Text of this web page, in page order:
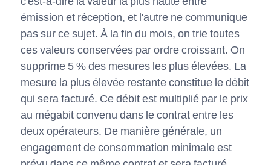
émission et réception, et l'autre ne communique
pas sur ce sujet. À la fin du mois, on trie toutes
ces valeurs conservées par ordre croissant. On
supprime 5 % des mesures les plus élevées. La
mesure la plus élevée restante constitue le débit
qui sera facturé. Ce débit est multiplié par le prix
au mégabit convenu dans le contrat entre les
deux opérateurs. De manière générale, un
engagement de consommation minimale est